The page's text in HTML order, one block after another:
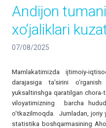
Andijon
xo‘jaliklari
07/08/2025
Mamlakatimizda ijtimoiy-
darajasiga ta’sirini
yuksaltirishga qaratilgan
viloyatimizning barcha
o‘tkazilmoqda. Jumladan, joriy
statistika boshqarmasining